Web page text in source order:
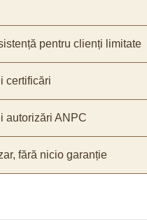
pentru clienți limitate
certificări
autorizări ANPC
fără nicio garanție